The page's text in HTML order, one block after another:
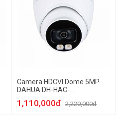
Camera HDCVI Dome 5MP
DAHUA DH-HAC-
1,110,000đ 2,220,000đ